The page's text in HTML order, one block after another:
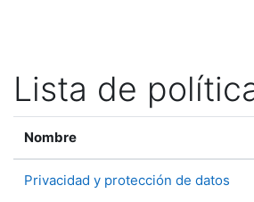
Lista de
Nombre
Privacidad y protección de datos